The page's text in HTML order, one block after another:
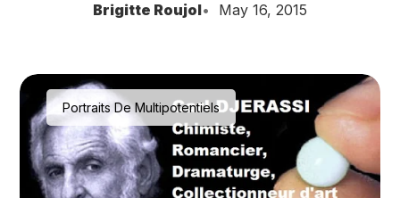
Brigitte Roujol May 16, 2015
Portraits De Multipotentiels